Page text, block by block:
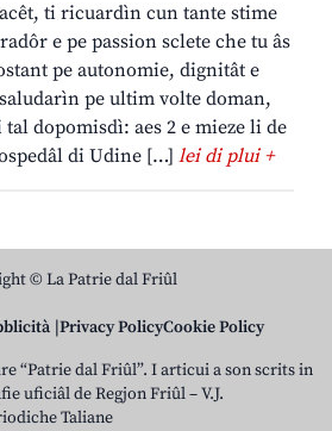
ti ricuardìn cun tante stime
e pe passion sclete che tu âs
pe autonomie, dignitât e
pe ultim volte doman,
dopomisdì: aes 2 e mieze li de
di Udine […] lei di plui +
© La Patrie dal Friûl
Privacy PolicyCookie Policy
“Patrie dal Friûl”. I articui a son scrits in
uficiâl de Regjon Friûl – V.J.
Taliane